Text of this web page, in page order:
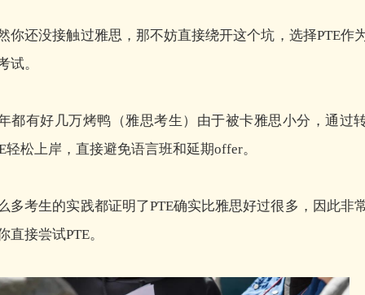
你还没接触过雅思，那不妨直接绕开这个坑，选择PTE作
试。
都有好几万烤鸭（雅思考生）由于被卡雅思小分，通过
轻松上岸，直接避免语言班和延期offer。
多考生的实践都证明了PTE确实比雅思好过很多，因此非
直接尝试PTE。